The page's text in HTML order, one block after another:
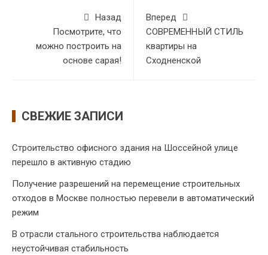
Назад
Посмотрите, что
можно построить на
основе сарая!
Вперед
СОВРЕМЕННЫЙ СТИЛЬ
квартиры на
Сходненской
СВЕЖИЕ ЗАПИСИ
Строительство офисного здания на Шоссейной улице
перешло в активную стадию
Получение разрешений на перемещение строительных
отходов в Москве полностью перевели в автоматический
режим
В отрасли стального строительства наблюдается
неустойчивая стабильность